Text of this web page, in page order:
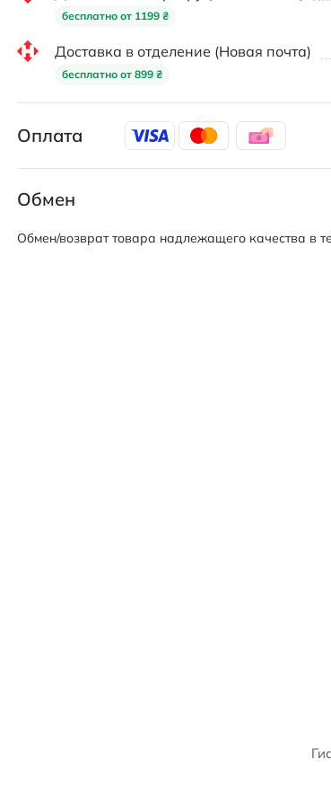
бесплатно от 1199 ₴
Доставка в отделение (Новая почта)
бесплатно от 899 ₴
Оплата
Обмен
Обмен/возврат товара надлежащего качества в